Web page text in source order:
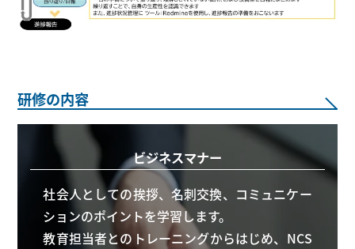
研修の内容
ビジネスマナー
社会人としての挨拶、名刺交換、コミュニケー
ションのポイントを学習します。
教育担当者とのトレーニングからはじめ、NCS